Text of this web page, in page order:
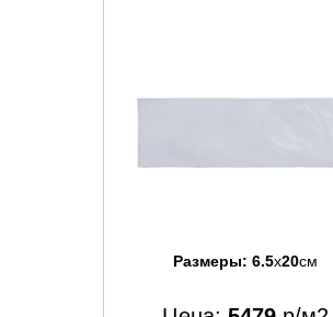
Размеры: 6.5x20см